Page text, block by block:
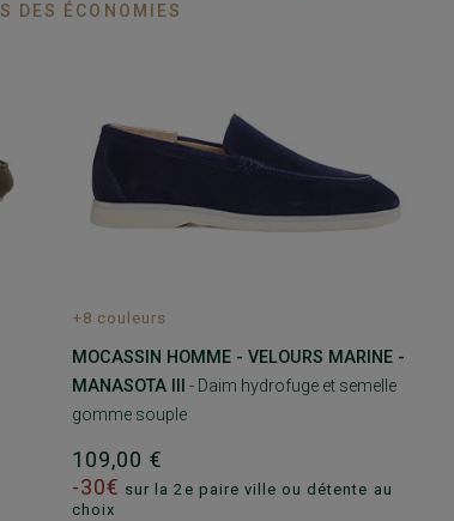
DES ÉCONOMIES
+8 couleurs
MOCASSIN HOMME - VELOURS MARINE -
MANASOTA III
- Daim hydrofuge et semelle
gomme souple
109,00 €
-30€ sur la 2e paire ville ou détente au
choix